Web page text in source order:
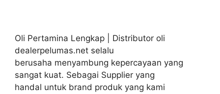
Oli Pertamina Lengkap | Distributor oli
dealerpelumas.net selalu
berusaha menyambung kepercayaan yang
sangat kuat. Sebagai Supplier yang
handal untuk brand produk yang kami